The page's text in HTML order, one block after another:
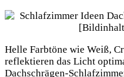
Helle Farbtöne wie Weiß,
reflektieren das Licht
Dachschrägen-